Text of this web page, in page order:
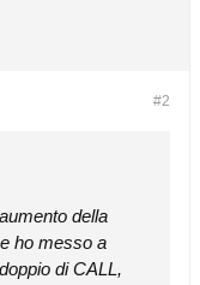
#2
della
ho messo a
di CALL,